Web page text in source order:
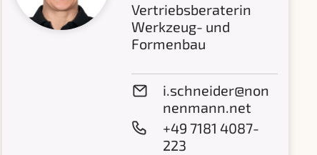
Vertriebsberaterin
Werkzeug- und
Formenbau
i.schneider@non
nenmann.net
+49 7181 4087-
223